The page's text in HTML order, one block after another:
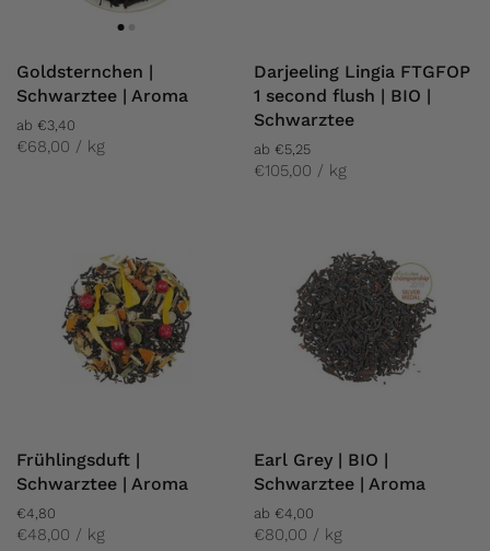
Goldsternchen |
Schwarztee | Aroma
ab €3,40
€68,00 / kg
Darjeeling Lingia FTGFOP
1 second flush | BIO |
Schwarztee
ab €5,25
€105,00 / kg
Frühlingsduft |
Schwarztee | Aroma
€4,80
€48,00 / kg
Earl Grey | BIO |
Schwarztee | Aroma
ab €4,00
€80,00 / kg